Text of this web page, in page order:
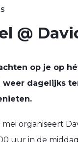
@
op je op
weer dagelijks
organiseert
uur in de